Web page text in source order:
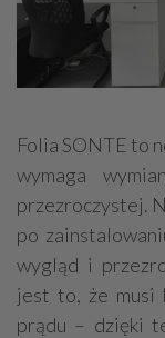
Folia SONTE to
wymaga
przezroczystej.
po
wygląd i
jest to, że musi
prądu – dzięki